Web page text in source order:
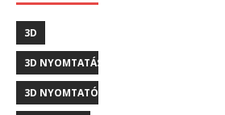
3D
3D NYOMTATÁS
3D NYOMTATÓ